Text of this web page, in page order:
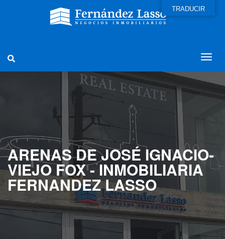
ARENAS DE JOSÉ IGNACIO-
VIEJO FOX - INMOBILIARIA
FERNANDEZ LASSO
TRADUCIR